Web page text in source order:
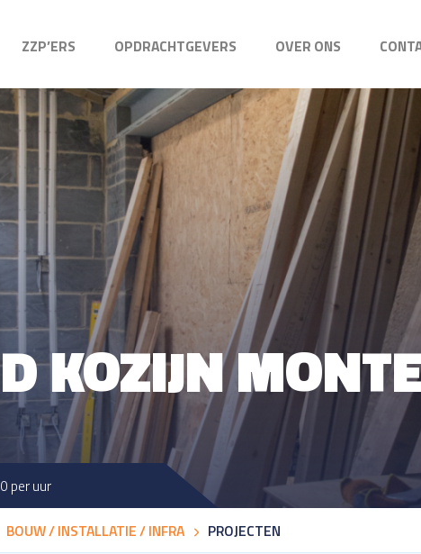
ZZP’ERS OPDRACHTGEVERS OVER ONS
KOZIJN
per uur
BOUW / INSTALLATIE / INFRA PROJECTEN